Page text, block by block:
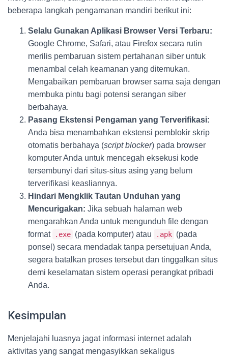
beberapa langkah pengamanan mandiri berikut ini:
Selalu Gunakan Aplikasi Browser Versi Terbaru:
Google Chrome, Safari, atau Firefox secara rutin
merilis pembaruan sistem pertahanan siber untuk
menambal celah keamanan yang ditemukan.
Mengabaikan pembaruan browser sama saja dengan
membuka pintu bagi potensi serangan siber
berbahaya.
Pasang Ekstensi Pengaman yang Terverifikasi:
Anda bisa menambahkan ekstensi pemblokir skrip
otomatis berbahaya (script blocker) pada browser
komputer Anda untuk mencegah eksekusi kode
tersembunyi dari situs-situs asing yang belum
terverifikasi keasliannya.
Hindari Mengklik Tautan Unduhan yang
Mencurigakan: Jika sebuah halaman web
mengarahkan Anda untuk mengunduh file dengan
format
.exe (pada komputer) atau .apk (pada
ponsel) secara mendadak tanpa persetujuan Anda,
segera batalkan proses tersebut dan tinggalkan situs
demi keselamatan sistem operasi perangkat pribadi
Anda.
Kesimpulan
Menjelajahi luasnya jagat informasi internet adalah
aktivitas yang sangat mengasyikkan sekaligus